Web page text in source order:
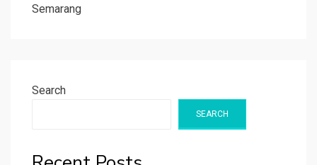
Semarang
Search
SEARCH